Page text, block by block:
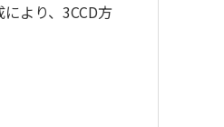
より、3CCD方